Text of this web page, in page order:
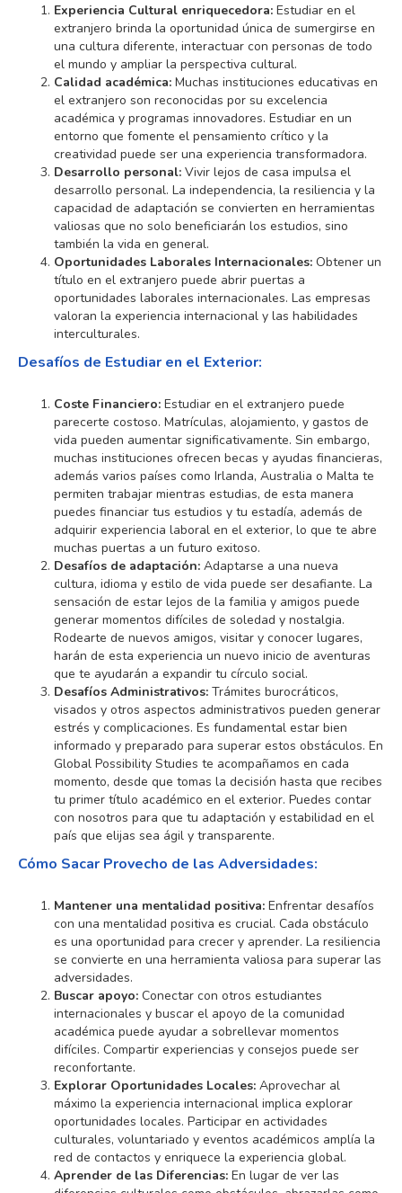
Experiencia Cultural enriquecedora: Estudiar en el
extranjero brinda la oportunidad única de sumergirse en
una cultura diferente, interactuar con personas de todo
el mundo y ampliar la perspectiva cultural.
Calidad académica: Muchas instituciones educativas en
el extranjero son reconocidas por su excelencia
académica y programas innovadores. Estudiar en un
entorno que fomente el pensamiento crítico y la
creatividad puede ser una experiencia transformadora.
Desarrollo personal: Vivir lejos de casa impulsa el
desarrollo personal. La independencia, la resiliencia y la
capacidad de adaptación se convierten en herramientas
valiosas que no solo beneficiarán los estudios, sino
también la vida en general.
Oportunidades Laborales Internacionales: Obtener un
título en el extranjero puede abrir puertas a
oportunidades laborales internacionales. Las empresas
valoran la experiencia internacional y las habilidades
interculturales.
Desafíos de Estudiar en el Exterior:
Coste Financiero: Estudiar en el extranjero puede
parecerte costoso. Matrículas, alojamiento, y gastos de
vida pueden aumentar significativamente. Sin embargo,
muchas instituciones ofrecen becas y ayudas financieras,
además varios países como Irlanda, Australia o Malta te
permiten trabajar mientras estudias, de esta manera
puedes financiar tus estudios y tu estadía, además de
adquirir experiencia laboral en el exterior, lo que te abre
muchas puertas a un futuro exitoso.
Desafíos de adaptación: Adaptarse a una nueva
cultura, idioma y estilo de vida puede ser desafiante. La
sensación de estar lejos de la familia y amigos puede
generar momentos difíciles de soledad y nostalgia.
Rodearte de nuevos amigos, visitar y conocer lugares,
harán de esta experiencia un nuevo inicio de aventuras
que te ayudarán a expandir tu círculo social.
Desafíos Administrativos: Trámites burocráticos,
visados y otros aspectos administrativos pueden generar
estrés y complicaciones. Es fundamental estar bien
informado y preparado para superar estos obstáculos. En
Global Possibility Studies te acompañamos en cada
momento, desde que tomas la decisión hasta que recibes
tu primer título académico en el exterior. Puedes contar
con nosotros para que tu adaptación y estabilidad en el
país que elijas sea ágil y transparente.
Cómo Sacar Provecho de las Adversidades:
Mantener una mentalidad positiva: Enfrentar desafíos
con una mentalidad positiva es crucial. Cada obstáculo
es una oportunidad para crecer y aprender. La resiliencia
se convierte en una herramienta valiosa para superar las
adversidades.
Buscar apoyo: Conectar con otros estudiantes
internacionales y buscar el apoyo de la comunidad
académica puede ayudar a sobrellevar momentos
difíciles. Compartir experiencias y consejos puede ser
reconfortante.
Explorar Oportunidades Locales: Aprovechar al
máximo la experiencia internacional implica explorar
oportunidades locales. Participar en actividades
culturales, voluntariado y eventos académicos amplía la
red de contactos y enriquece la experiencia global.
Aprender de las Diferencias: En lugar de ver las